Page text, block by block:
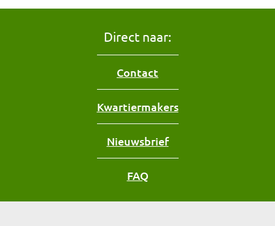
Direct naar:
Contact
Kwartiermakers
Nieuwsbrief
FAQ